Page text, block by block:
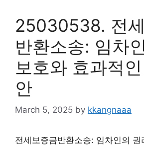
25030538. 전
반환소송: 임차
보호와 효과적
안
March 5, 2025 by kkangnaaa
전세보증금반환소송: 임차인의 권